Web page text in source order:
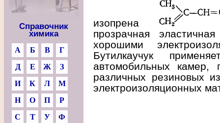
Справочник
химика
А Б В
Г
Д
Е Ж
З
И
К Л
М
Н
О П
Р
С
Т У
Ф
изопрена
прозрачная
хорошими
Бутилкаучук
автомобильных камер,
различных резиновых
электроизоляционных